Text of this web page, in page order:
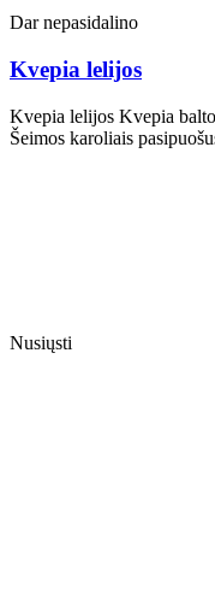
Dar nepasidalino
Kvepia lelijos
Kvepia lelijos Kvepia
Šeimos karoliais
Nusiųsti